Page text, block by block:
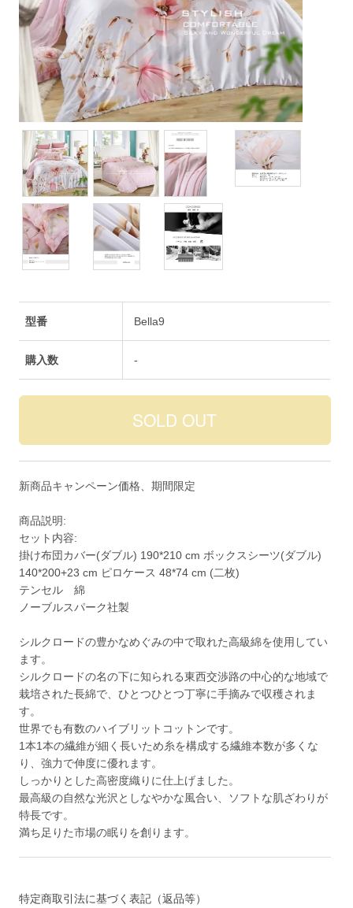
型番 Bella9
購入数 -
新商品キャンペーン価格、期間限定
商品説明:
セット内容:
掛け布団カバー(ダブル) 190*210 cm ボックスシーツ(ダブル)
140*200+23 cm ピロケース 48*74 cm (二枚)
テンセル 綿
ノーブルスパーク社製
シルクロードの豊かなめぐみの中で取れた高級綿を使用してい
ます。
シルクロードの名の下に知られる東西交渉路の中心的な地域で
栽培された長綿で、ひとつひとつ丁寧に手摘みで収穫されま
す。
世界でも有数のハイブリットコットンです。
1本1本の繊維が細く長いため糸を構成する繊維本数が多くな
り、強力で伸度に優れます。
しっかりとした高密度織りに仕上げました。
最高級の自然な光沢としなやかな風合い、ソフトな肌ざわりが
特長です。
満ち足りた市場の眠りを創ります。
特定商取引法に基づく表記（返品等）